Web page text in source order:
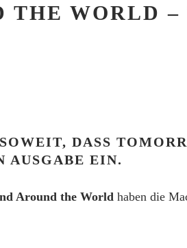
THE WORLD
DASS
AUSGABE EIN.
Around the World haben die